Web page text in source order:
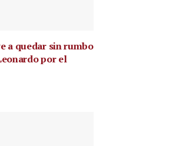
a quedar sin rumbo
por el